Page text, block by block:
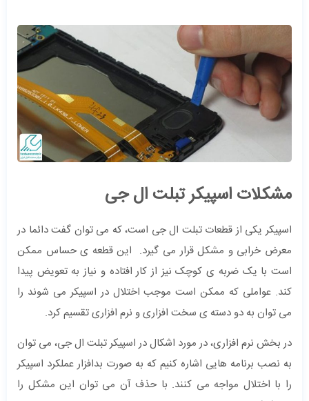
مشکلات اسپیکر تبلت ال جی
اسپیکر یکی از قطعات تبلت ال جی است، که می توان گفت دائما در
معرض خرابی و مشکل قرار می گیرد. این قطعه ی حساس ممکن
است با یک ضربه ی کوچک نیز از کار افتاده و نیاز به تعویض پیدا
کند. عواملی که ممکن است موجب اختلال در اسپیکر می شوند را
می توان به دو دسته ی سخت افزاری و نرم افزاری تقسیم کرد.
در بخش نرم افزاری، در مورد اشکال در اسپیکر تبلت ال جی، می توان
به نصب برنامه هایی اشاره کنیم که به صورت بدافزار عملکرد اسپیکر
را با اختلال مواجه می کنند. با حذف آن می توان این مشکل را